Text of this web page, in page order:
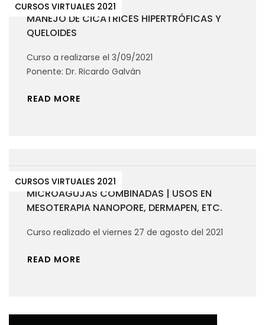
CURSOS VIRTUALES 2021
MANEJO DE CICATRICES HIPERTRÓFICAS Y
QUELOIDES
Curso a realizarse el 3/09/2021
Ponente: Dr. Ricardo Galván
READ MORE
CURSOS VIRTUALES 2021
MICROAGUJAS COMBINADAS | USOS EN
MESOTERAPIA NANOPORE, DERMAPEN, ETC.
Curso realizado el viernes 27 de agosto del 2021
READ MORE